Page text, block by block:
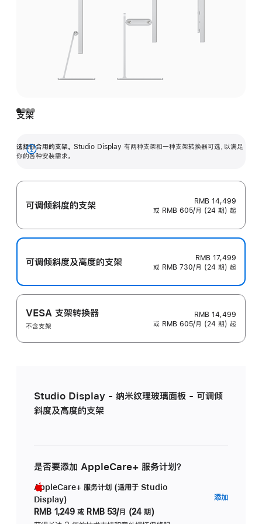
支架
选择你合用的支架。 Studio Display 有两种支架和一种支架转换器可选，以满足
你的各种安装需求。
展
可调倾斜度的支架
RMB 14,499
或 RMB 605/月 (24 期) 起
可调倾斜度及高‍度的支‍架
RMB 17,499
或 RMB 730/月 (24 期) 起
VESA 支架转换器
不含支架
RMB 14,499
或 RMB 605/月 (24 期) 起
Studio Display - 纳米纹理玻璃面板 - 可调倾
斜度及高度的支架
是否要添加 AppleCare+ 服务计划？
AppleCare+ 服务计划 (适用于 Studio
Display)
RMB 1,249 或 RMB 53/月 (24 期)
添加